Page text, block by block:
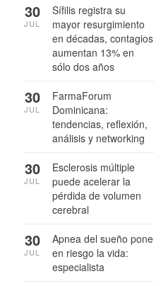
Sífilis registra su
mayor resurgimiento
en décadas, contagios
aumentan 13% en
sólo dos años
30
JUL
FarmaForum
Dominicana:
tendencias, reflexión,
análisis y networking
30
JUL
Esclerosis múltiple
puede acelerar la
pérdida de volumen
cerebral
30
JUL
Apnea del sueño pone
en riesgo la vida:
especialista
30
JUL